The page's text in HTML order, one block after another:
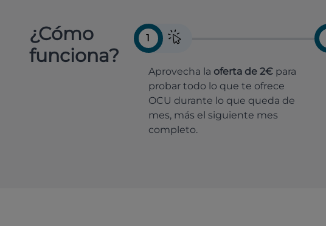
¿Cómo
funciona?
1
Aprovecha la oferta de 2€ para
probar todo lo que te ofrece
OCU durante lo que queda de
mes, más el siguiente mes
completo.